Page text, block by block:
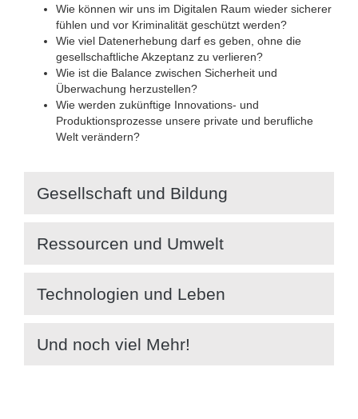
Wie können wir uns im Digitalen Raum wieder sicherer
fühlen und vor Kriminalität geschützt werden?
Wie viel Datenerhebung darf es geben, ohne die
gesellschaftliche Akzeptanz zu verlieren?
Wie ist die Balance zwischen Sicherheit und
Überwachung herzustellen?
Wie werden zukünftige Innovations- und
Produktionsprozesse unsere private und berufliche
Welt verändern?
Gesellschaft und Bildung
Ressourcen und Umwelt
Technologien und Leben
Und noch viel Mehr!